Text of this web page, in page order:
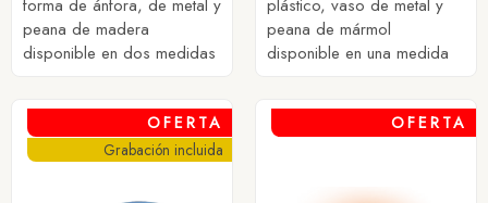
forma de ánfora, de metal y
peana de madera
disponible en dos medidas
plástico, vaso de metal y
peana de mármol
disponible en una medida
OFERTA
Grabación incluida
OFERTA